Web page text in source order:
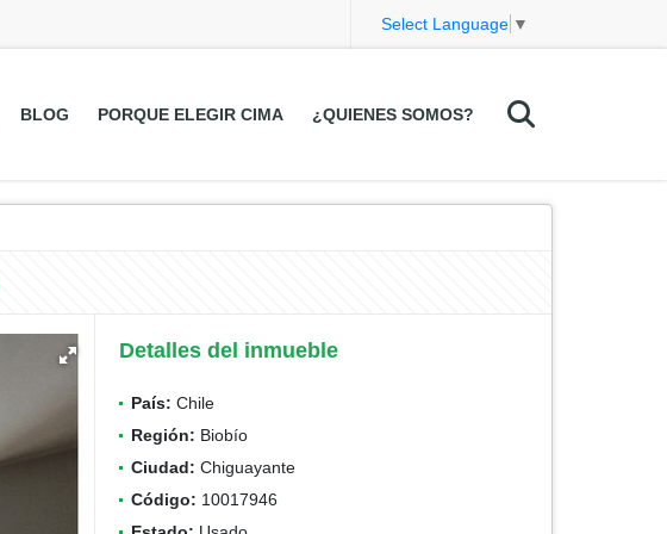
Select Language ▼
BLOG PORQUE ELEGIR CIMA ¿QUIENES SOMOS?
Detalles del inmueble
País: Chile
Región: Biobío
Ciudad: Chiguayante
Código: 10017946